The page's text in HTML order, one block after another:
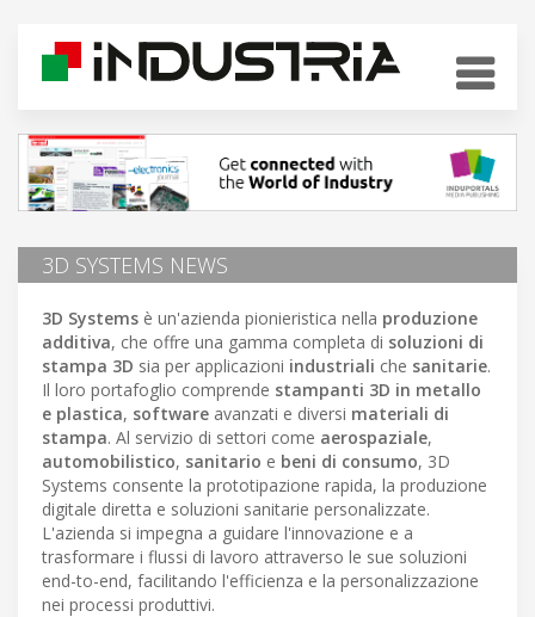
3D SYSTEMS NEWS
3D Systems è un'azienda pionieristica nella produzione
additiva, che offre una gamma completa di soluzioni di
stampa 3D sia per applicazioni industriali che sanitarie.
Il loro portafoglio comprende stampanti 3D in metallo
e plastica, software avanzati e diversi materiali di
stampa. Al servizio di settori come aerospaziale,
automobilistico, sanitario e beni di consumo, 3D
Systems consente la prototipazione rapida, la produzione
digitale diretta e soluzioni sanitarie personalizzate.
L'azienda si impegna a guidare l'innovazione e a
trasformare i flussi di lavoro attraverso le sue soluzioni
end-to-end, facilitando l'efficienza e la personalizzazione
nei processi produttivi.